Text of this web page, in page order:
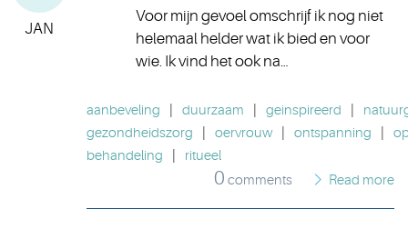
JAN
Voor mijn gevoel omschrijf ik nog niet
helemaal helder wat ik bied en voor
wie. Ik vind het ook na…
aanbeveling duurzaam geinspireerd
gezondheidszorg
oervrouw ontspanning
behandeling
ritueel
0 comments Read more